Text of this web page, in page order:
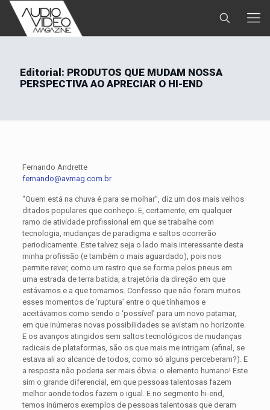
Editorial: PRODUTOS QUE MUDAM NOSSA
PERSPECTIVA AO APRECIAR O HI-END
Fernando Andrette
fernando@avmag.com.br
“Quem está na chuva é para se molhar”, diz um dos mais velhos
ditados populares que conheço. E, certamente, em qualquer
ramo de atividade profissional em que se trabalhe com
tecnologia, mudanças de paradigma e saltos ocorrerão
periodicamente. Este talvez seja o lado mais interessante desta
minha profissão (e também o mais aguardado), pois nos
permite rever, como um rastro que se forma pelos pneus em
uma estrada de terra batida, a trajetória da direção em que
estávamos e a que tomamos. Confesso que não foram muitos
esses momentos de ‘ruptura’ entre o que tínhamos e
aceitávamos como sendo o ‘possível’ para um novo patamar,
em que inúmeras novas possibilidades se avistam no horizonte.
E os avanços atingidos sem saltos tecnológicos de mudanças
radicais de plataformas, são os que mais me intrigam (afinal, se
estava ali ao alcance de todos, como só alguns perceberam?). E
a resposta não poderia ser mais óbvia: o elemento humano! Este
sim o grande diferencial, em que pessoas talentosas fazem
melhor aonde todos fazem o igual. E no segmento hi-end,
temos inúmeros exemplos de pessoas talentosas que deram